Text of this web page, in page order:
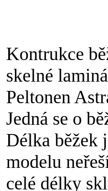
Kontrukce
skelné
Peltonen
Jedná se o
Délka běžek
modelu
celé délky